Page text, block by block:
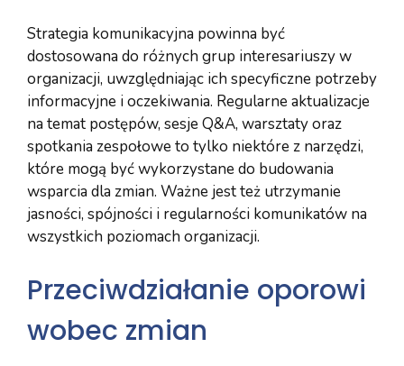
Strategia komunikacyjna powinna być
dostosowana do różnych grup interesariuszy w
organizacji, uwzględniając ich specyficzne potrzeby
informacyjne i oczekiwania. Regularne aktualizacje
na temat postępów, sesje Q&A, warsztaty oraz
spotkania zespołowe to tylko niektóre z narzędzi,
które mogą być wykorzystane do budowania
wsparcia dla zmian. Ważne jest też utrzymanie
jasności, spójności i regularności komunikatów na
wszystkich poziomach organizacji.
Przeciwdziałanie oporowi
wobec zmian